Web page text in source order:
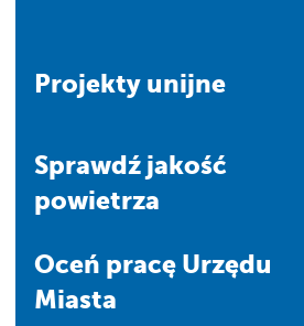
Projekty unijne
Sprawdź jakość
powietrza
Oceń pracę Urzędu
Miasta